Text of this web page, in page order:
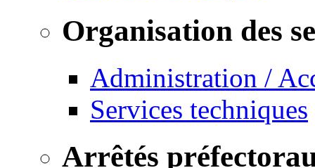
Organisation des
Administration /
Services techniques
Arrêtés